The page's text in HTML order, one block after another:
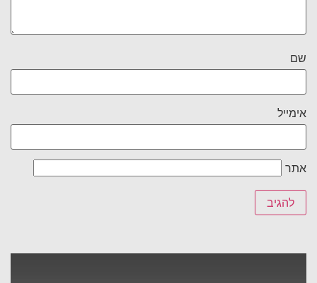
שם
אימייל
אתר